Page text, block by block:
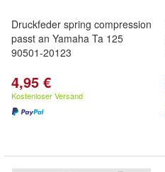
Druckfeder spring compression
passt an Yamaha Ta 125
90501-20123
4,95 €
Kostenloser Versand